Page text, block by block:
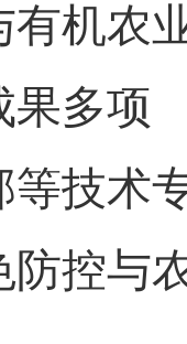
有机农
果多项
等技术
防控与